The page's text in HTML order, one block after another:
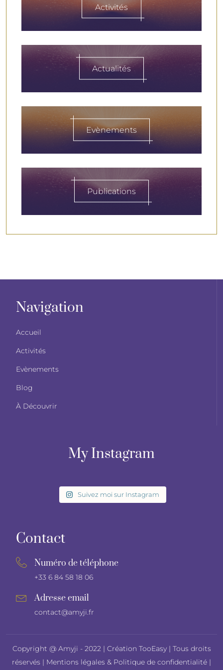
Activités
Actualités
Evènements
Publications
Navigation
Accueil
Activités
Evènements
Blog
À Découvrir
My Instagram
Suivez moi sur Instagram
Contact
Numéro de téléphone
+33 6 84 58 18 06
Adresse email
contact@amyji.fr
Copyright @ Amyji - 2022 | Création TooEasy | Tous droits
réservés | Mentions légales & Politique de confidentialité |